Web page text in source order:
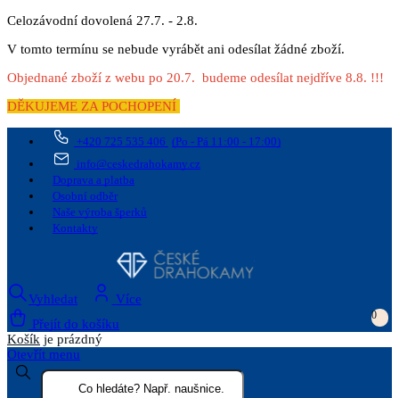
Celozávodní dovolená 27.7. - 2.8.
V tomto termínu se nebude vyrábět ani odesílat žádné zboží.
Objednané zboží z webu po 20.7. budeme odesílat nejdříve 8.8. !!!
DĚKUJEME ZA POCHOPENÍ
+420 725 535 406 (Po - Pá 11:00 - 17:00)
info@ceskedrahokamy.cz
Doprava a platba
Osobní odběr
Naše výroba šperků
Kontakty
Vyhledat
Více
Přejít do košíku
0
Košík je prázdný
Otevřít menu